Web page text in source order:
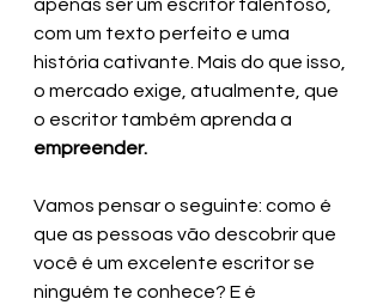
apenas ser um escritor talentoso,
com um texto perfeito e uma
história cativante. Mais do que isso,
o mercado exige, atualmente, que
o escritor também aprenda a
empreender.
Vamos pensar o seguinte: como é
que as pessoas vão descobrir que
você é um excelente escritor se
ninguém te conhece? E é